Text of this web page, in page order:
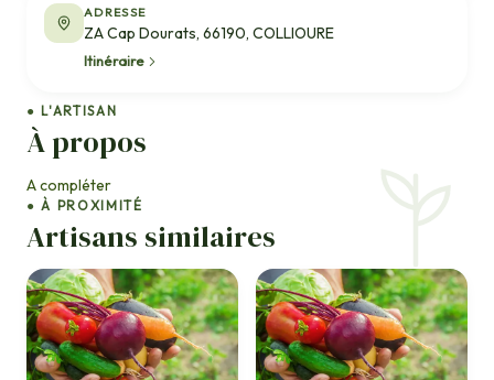
● L'ARTISAN
À propos
A compléter
● À PROXIMITÉ
Artisans similaires
ADRESSE
ZA Cap Dourats, 66190, COLLIOURE
Itinéraire